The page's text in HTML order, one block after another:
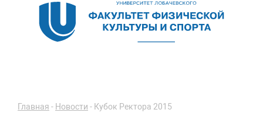
Главная - Новости - Кубок Ректора 2015